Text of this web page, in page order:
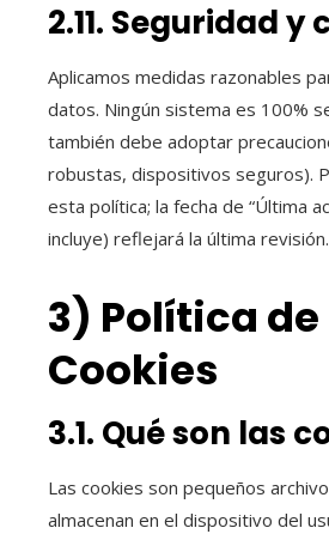
2.11. Seguridad y
Aplicamos medidas razonables
datos. Ningún sistema es 100%
también debe adoptar
robustas, dispositivos seguros).
esta política; la fecha de “Última
incluye) reflejará la última revisión.
3) Política de
Cookies
3.1. Qué son las
Las cookies son pequeños
almacenan en el dispositivo del